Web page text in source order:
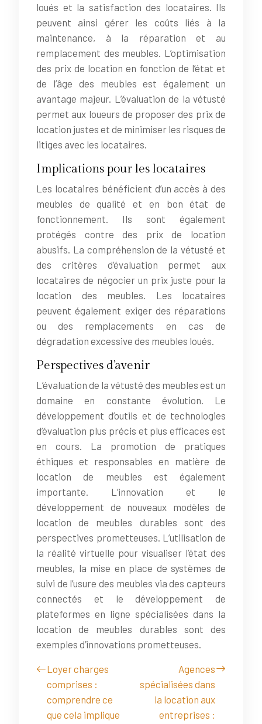
loués et la satisfaction des locataires. Ils
peuvent ainsi gérer les coûts liés à la
maintenance, à la réparation et au
remplacement des meubles. L’optimisation
des prix de location en fonction de l’état et
de l’âge des meubles est également un
avantage majeur. L’évaluation de la vétusté
permet aux loueurs de proposer des prix de
location justes et de minimiser les risques de
litiges avec les locataires.
Implications pour les locataires
Les locataires bénéficient d’un accès à des
meubles de qualité et en bon état de
fonctionnement. Ils sont également
protégés contre des prix de location
abusifs. La compréhension de la vétusté et
des critères d’évaluation permet aux
locataires de négocier un prix juste pour la
location des meubles. Les locataires
peuvent également exiger des réparations
ou des remplacements en cas de
dégradation excessive des meubles loués.
Perspectives d’avenir
L’évaluation de la vétusté des meubles est un
domaine en constante évolution. Le
développement d’outils et de technologies
d’évaluation plus précis et plus efficaces est
en cours. La promotion de pratiques
éthiques et responsables en matière de
location de meubles est également
importante. L’innovation et le
développement de nouveaux modèles de
location de meubles durables sont des
perspectives prometteuses. L’utilisation de
la réalité virtuelle pour visualiser l’état des
meubles, la mise en place de systèmes de
suivi de l’usure des meubles via des capteurs
connectés et le développement de
plateformes en ligne spécialisées dans la
location de meubles durables sont des
exemples d’innovations prometteuses.
Loyer charges
comprises :
comprendre ce
que cela implique
Agences
spécialisées dans
la location aux
entreprises :